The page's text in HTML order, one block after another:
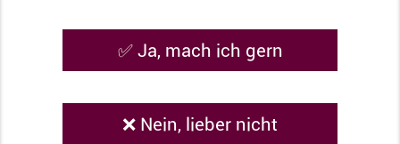
„Blut spenden. Einfach machen“ ist eine
Kampagne des Bundesinstitut für Öffentliche
✅ Ja, mach ich gern
❌ Nein, lieber nicht